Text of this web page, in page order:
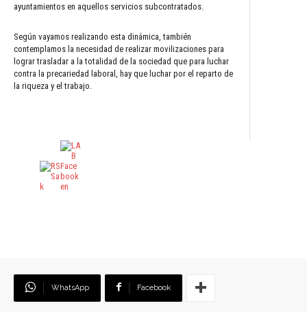
ayuntamientos en aquellos servicios subcontratados.
Según vayamos realizando esta dinámica, también
contemplamos la necesidad de realizar movilizaciones para
lograr trasladar a la totalidad de la sociedad que para luchar
contra la precariedad laboral, hay que luchar por el reparto de
la riqueza y el trabajo.
WhatsApp Facebook